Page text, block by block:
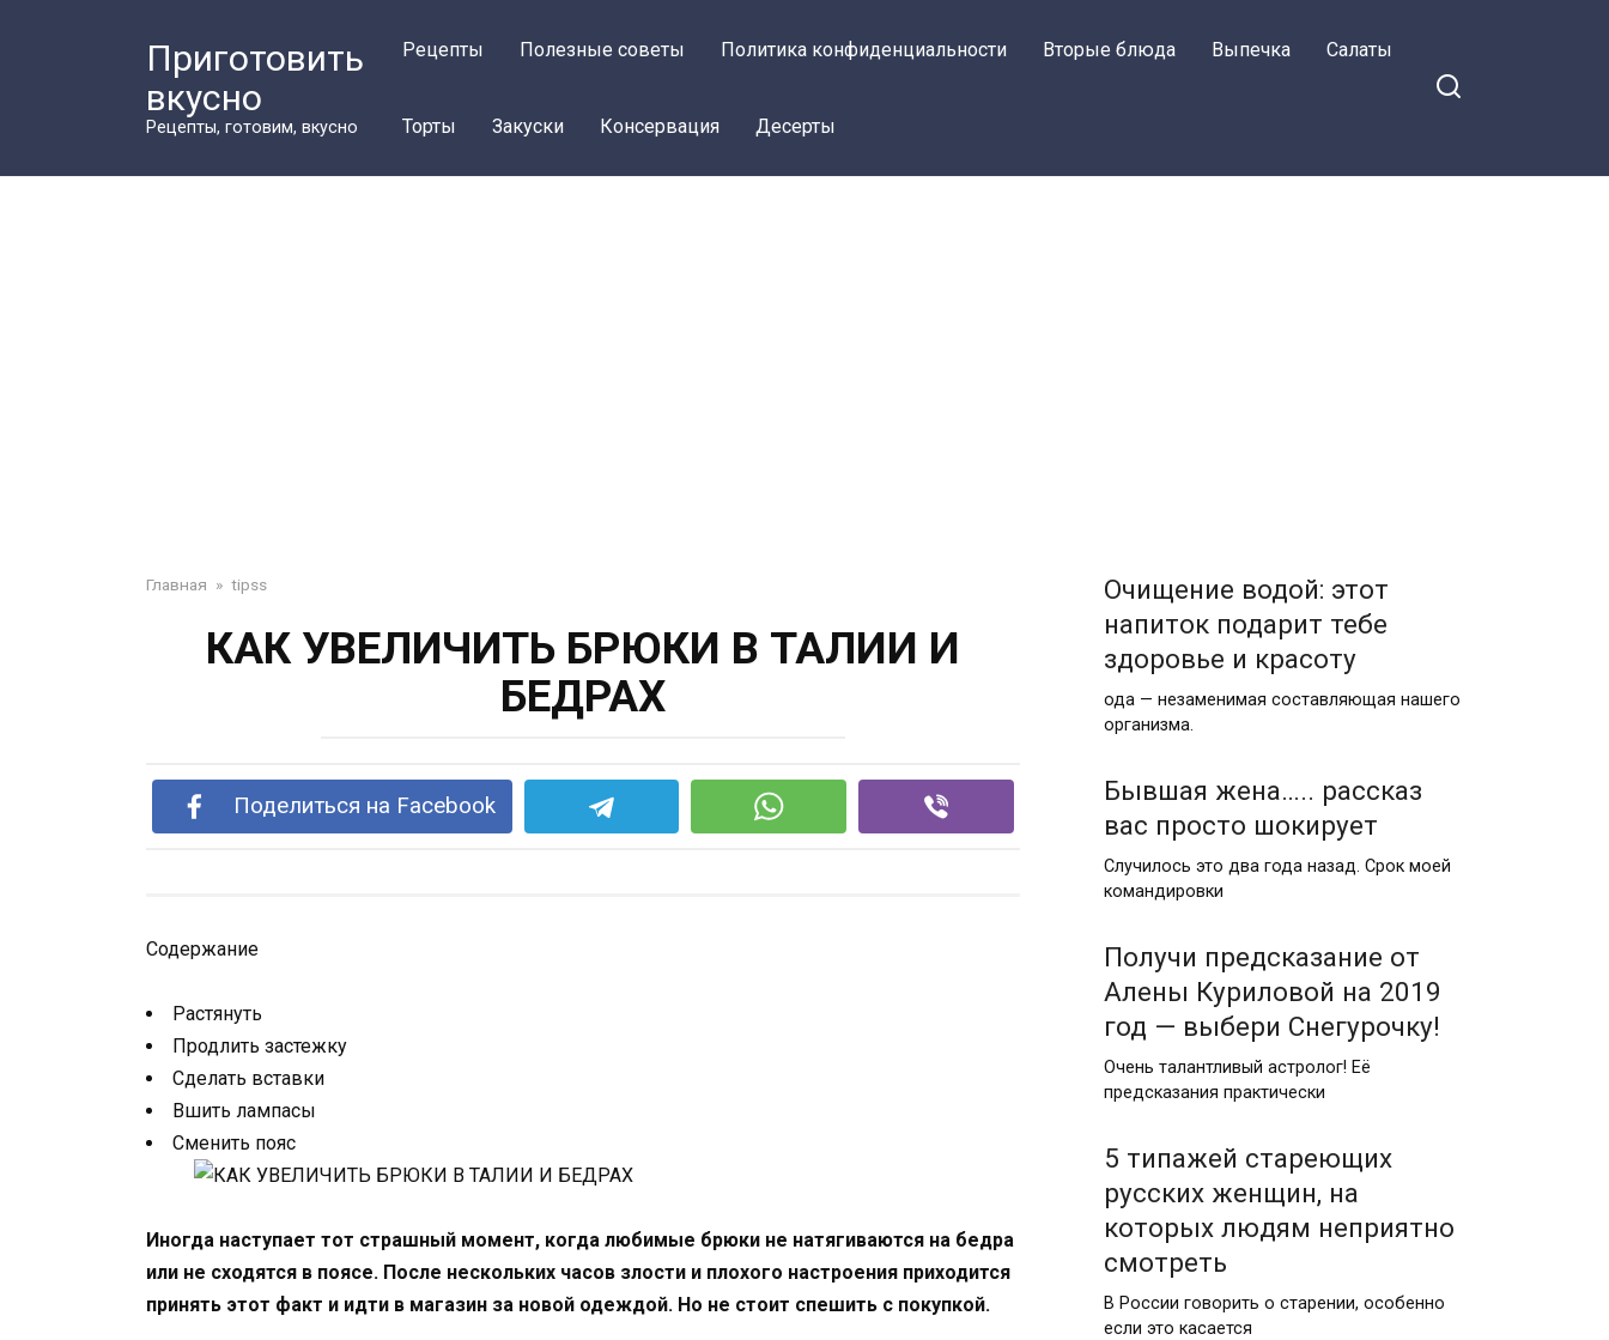
Приготовить
вкусно
Рецепты, готовим, вкусно
Рецепты Полезные советы Политика конфиденциальности Вторые блюда Выпечка Салаты
Торты Закуски Консервация Десерты
Главная » tipss
КАК УВЕЛИЧИТЬ БРЮКИ В ТАЛИИ И
БЕДРАХ
Поделиться на Facebook
Содержание
Растянуть
Продлить застежку
Сделать вставки
Вшить лампасы
Сменить пояс
Иногда наступает тот страшный момент, когда любимые брюки не натягиваются на бедра
или не сходятся в поясе. После нескольких часов злости и плохого настроения приходится
принять этот факт и идти в магазин за новой одеждой. Но не стоит спешить с покупкой.
Очищение водой: этот
напиток подарит тебе
здоровье и красоту
ода — незаменимая составляющая нашего
организма.
Бывшая жена….. рассказ
вас просто шокирует
Случилось это два года назад. Срок моей
командировки
Получи предсказание от
Алены Куриловой на 2019
год — выбери Снегурочку!
Очень талантливый астролог! Её
предсказания практически
5 типажей стареющих
русских женщин, на
которых людям неприятно
смотреть
В России говорить о старении, особенно
если это касается